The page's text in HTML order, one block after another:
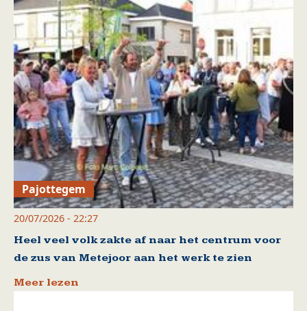
Pajottegem
20/07/2026 - 22:27
Heel veel volk zakte af naar het centrum voor
de zus van Metejoor aan het werk te zien
Meer lezen